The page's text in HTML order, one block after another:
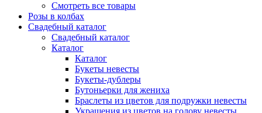
Смотреть все товары
Розы в колбах
Свадебный каталог
Свадебный каталог
Каталог
Каталог
Букеты невесты
Букеты-дублеры
Бутоньерки для жениха
Браслеты из цветов для подружки невесты